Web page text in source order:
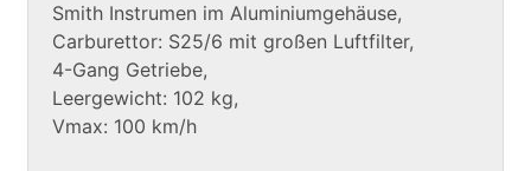
Smith Instrumen im Aluminiumgehäuse,
Carburettor: S25/6 mit großen Luftfilter,
4-Gang Getriebe,
Leergewicht: 102 kg,
Vmax: 100 km/h